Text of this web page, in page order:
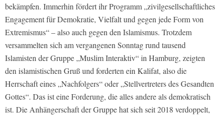
bekämpfen. Immerhin fördert ihr Programm „zivilgesellschaftliches
Engagement für Demokratie, Vielfalt und gegen jede Form von
Extremismus“ – also auch gegen den Islamismus. Trotzdem
versammelten sich am vergangenen Sonntag rund tausend
Islamisten der Gruppe „Muslim Interaktiv“ in Hamburg, zeigten
den islamistischen Gruß und forderten ein Kalifat, also die
Herrschaft eines „Nachfolgers“ oder „Stellvertreters des Gesandten
Gottes“. Das ist eine Forderung, die alles andere als demokratisch
ist. Die Anhängerschaft der Gruppe hat sich seit 2018 verdoppelt,